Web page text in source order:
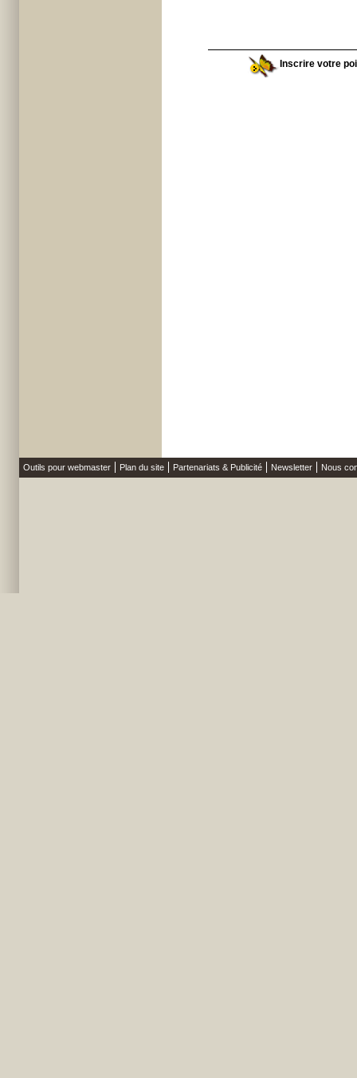
Inscrire votre
Outils pour webmaster Plan du site Partenariats & Publicité Newsletter Nous